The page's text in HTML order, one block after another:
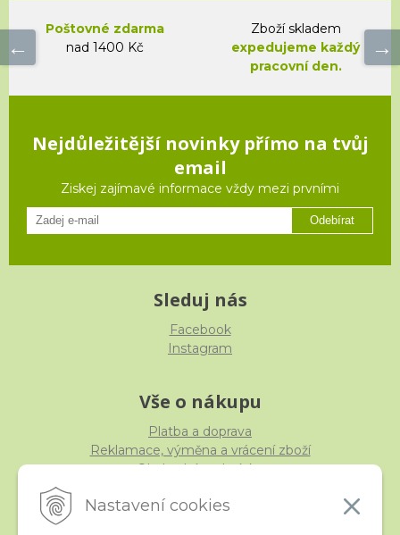
Nastavení cookies
Poštovné zdarma
nad 1400 Kč
Zboží skladem
expedujeme každý
pracovní den.
Nejdůležitější novinky přímo na tvůj
email
Ziskej zajímavé informace vždy mezi prvními
Odebírat
Sleduj nás
Facebook
Instagram
Vše o nákupu
Platba a doprava
Reklamace, výměna a vrácení zboží
Obchodní podmínky